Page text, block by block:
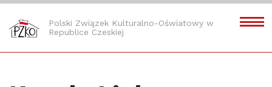
Polski Związek Kulturalno-Oświatowy w
Republice Czeskiej